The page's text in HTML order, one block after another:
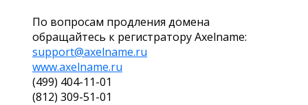
По вопросам продления домена
обращайтесь к регистратору Axelname:
support@axelname.ru
www.axelname.ru
(499) 404-11-01
(812) 309-51-01